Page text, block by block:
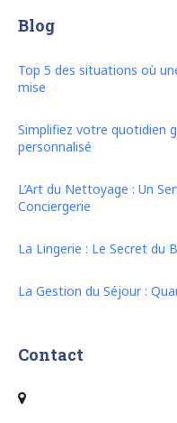
Blog
Top 5 des situations où
mise
Simplifiez votre quotidien
personnalisé
L’Art du Nettoyage : Un
Conciergerie
La Lingerie : Le Secret du
La Gestion du Séjour :
Contact